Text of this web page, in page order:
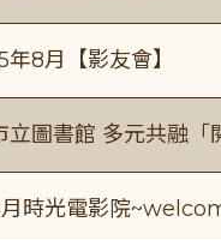
年8月【影友會】
立圖書館 多元共融
月時光電影院